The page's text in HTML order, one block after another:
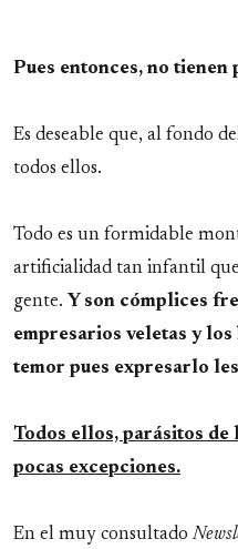
Pues entonces, no tienen
Es deseable que, al fondo
todos ellos.
Todo es un formidable
artificialidad tan infantil
gente. Y son cómplices
empresarios veletas y
temor pues expresarlo
Todos ellos, parásitos de
pocas excepciones.
En el muy consultado